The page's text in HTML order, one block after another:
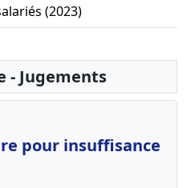
(2023)
- Jugements
pour insuffisance